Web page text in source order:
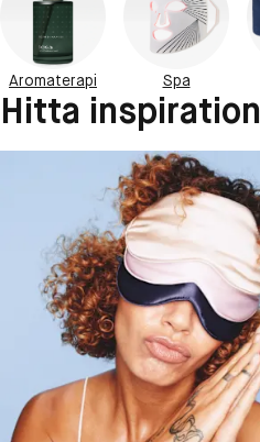
Aromaterapi Spa
Hitta inspiration